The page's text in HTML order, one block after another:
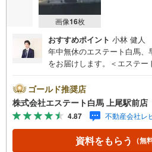
画像16枚
おすすめポイント 小林 健人
年中無休のエステート白馬
をお届けします。＜エステ
トーヨーカドー上尾駅前店」
のお店立体駐車場は全480台
3.大型キッズスペース当店自
覧ください。店内におむつ替
す。4.年中無休・365日営業
時まで。スピードある対応
ゴールド推奨店
株式会社エステート白馬 上尾駅前店
4.87 不動産会社レ
資料をもらう （無